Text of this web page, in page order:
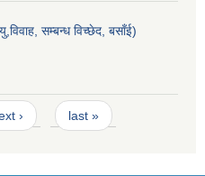
सम्बन्ध विच्छेद, बसाँई)
› last »